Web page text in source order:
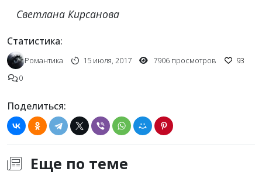
Светлана Кирсанова
Статистика:
Романтика 15 июля, 2017 7906 просмотров
93
0
Поделиться:
Еще по теме